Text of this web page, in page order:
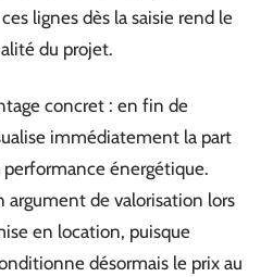
lignes dès la saisie rend le
du projet.
concret : en fin de
immédiatement la part
énergétique.
de valorisation lors
en location, puisque
désormais le prix au